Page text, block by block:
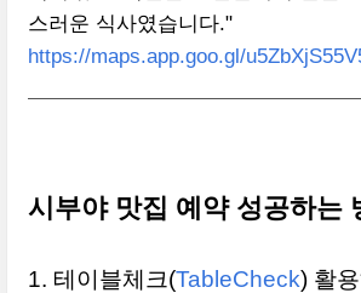
스러운 식사였습니다."
https://maps.app.goo.gl/
시부야 맛집 예약 성공하는
1. 테이블체크(TableCheck) 활용